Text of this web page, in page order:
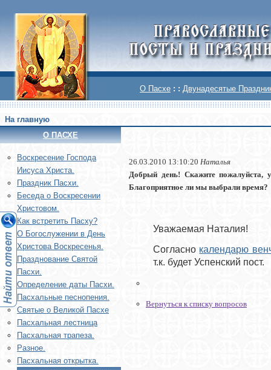
О Пасхе : : Двунадесятые
На главную
О ПАСХЕ
Воскреcение Господа
Иисуса Христа.
Праздник Пасхи.
Беседа о Воскресении
Христовом.
Как встретить Пасху?
О Богослужении в День
Христова Воскресенья.
Празднование Святой
Пасхи.
Определение даты Пасхи.
Пасхальные песнопения.
Святые о Великой Пасхе
Пасхальная лестница
Пасхальная трапеза.
Разное.
Пасхальная открытка.
26.03.2010 13:10:20 Наталья
Добрый день! Скажите пожалуйста,
Благоприятное ли мы выбрали время?
Уважаемая Наталия!
Согласно календарю
т.к. будет Успенский пост.
Вернуться к списку вопросов